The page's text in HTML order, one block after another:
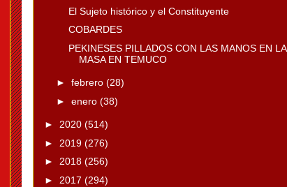
El Sujeto histórico y el Constituyente
COBARDES
PEKINESES PILLADOS CON LAS MANOS EN LA
MASA EN TEMUCO
► febrero (28)
► enero (38)
► 2020 (514)
► 2019 (276)
► 2018 (256)
► 2017 (294)